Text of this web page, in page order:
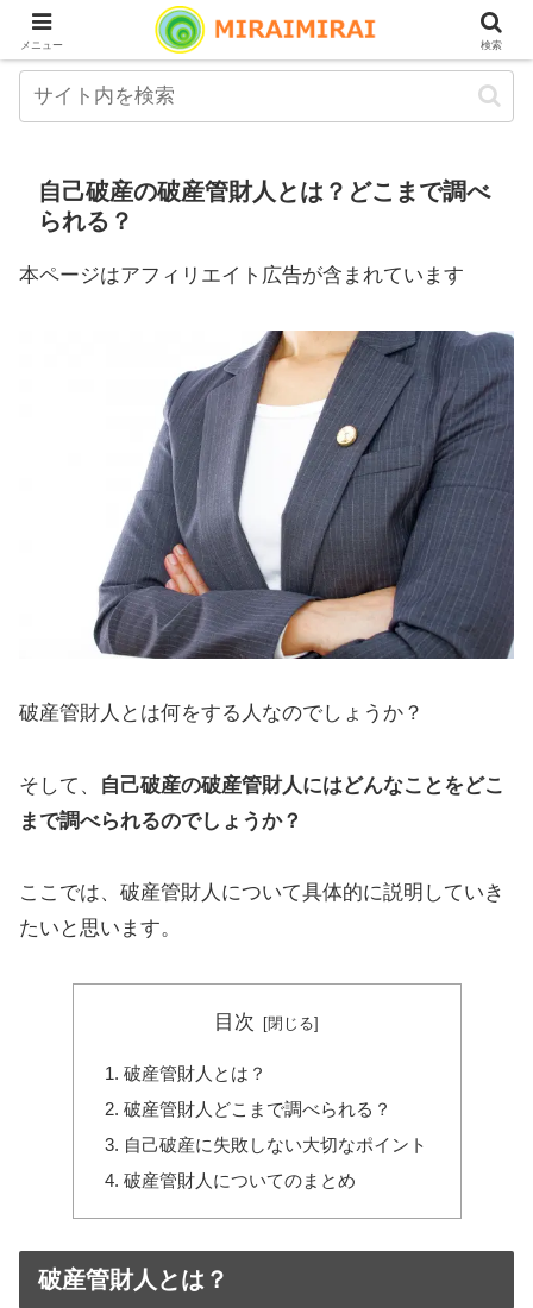
自己破産の破産管財人とは？どこまで調べ
られる？
本ページはアフィリエイト広告が含まれています
破産管財人とは何をする人なのでしょうか？
そして、
自己破産の破産管財人にはどんなことをどこ
まで調べられるのでしょうか？
ここでは、破産管財人について具体的に説明していき
たいと思います。
目次
破産管財人とは？
破産管財人どこまで調べられる？
自己破産に失敗しない大切なポイント
破産管財人についてのまとめ
破産管財人とは？
メニュー 検索